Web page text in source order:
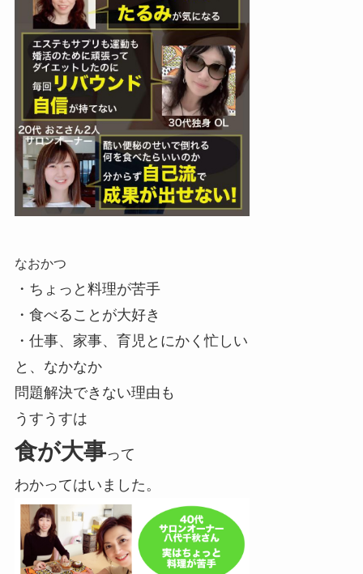
なおかつ
・ちょっと料理が苦手
・食べることが大好き
・仕事、家事、育児とにかく忙しい
と、なかなか
問題解決できない理由も
うすうすは
食が大事って
わかってはいました。